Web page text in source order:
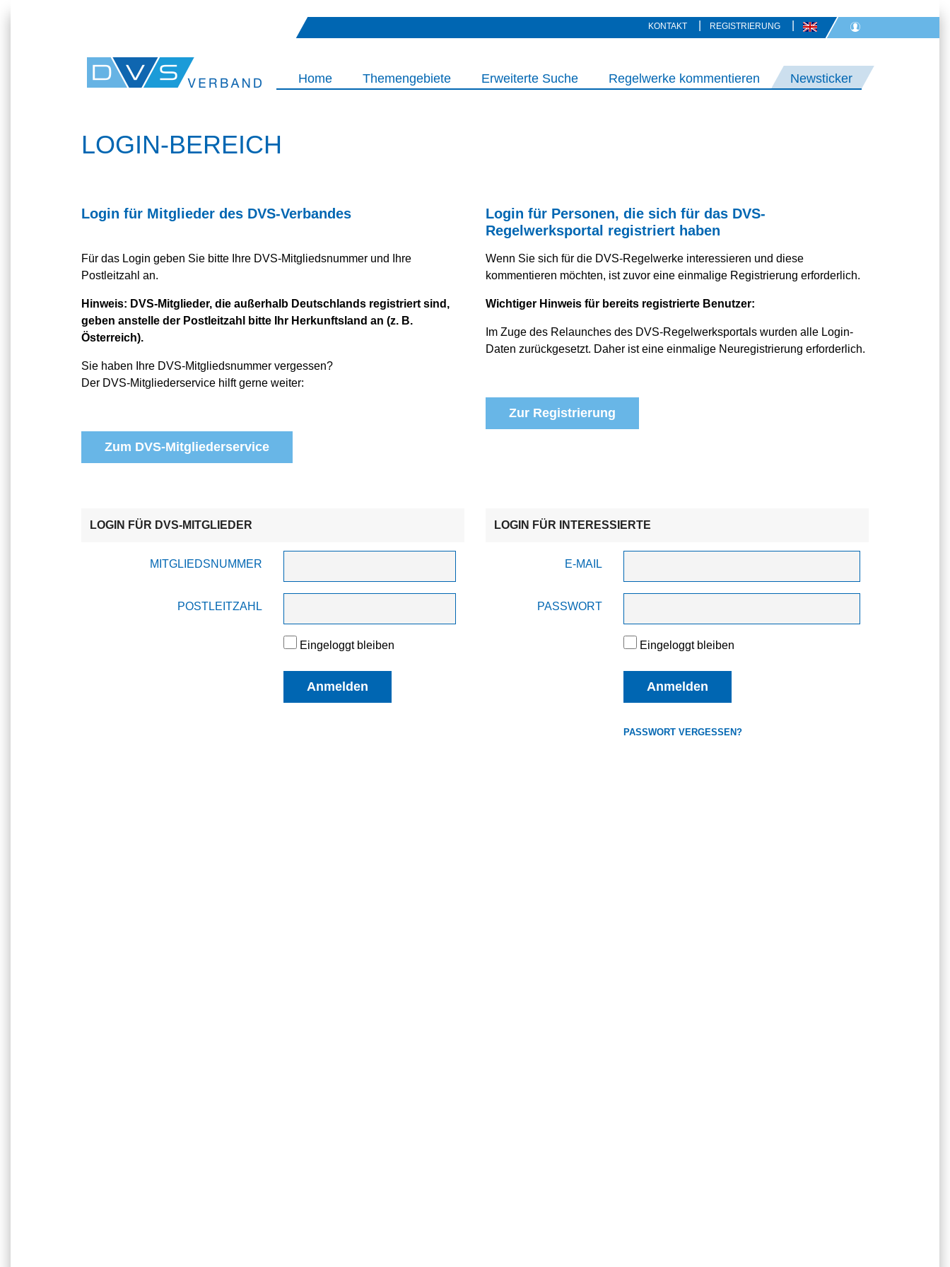
KONTAKT REGISTRIERUNG
Home Themengebiete Erweiterte Suche Regelwerke kommentieren Newsticker
LOGIN-BEREICH
Login für Mitglieder des DVS-Verbandes
Für das Login geben Sie bitte Ihre DVS-Mitgliedsnummer und Ihre
Postleitzahl an.
Hinweis: DVS-Mitglieder, die außerhalb Deutschlands registriert sind,
geben anstelle der Postleitzahl bitte Ihr Herkunftsland an (z. B.
Österreich).
Sie haben Ihre DVS-Mitgliedsnummer vergessen?
Der DVS-Mitgliederservice hilft gerne weiter:
Zum DVS-Mitgliederservice
Login für Personen, die sich für das DVS-
Regelwerksportal registriert haben
Wenn Sie sich für die DVS-Regelwerke interessieren und diese
kommentieren möchten, ist zuvor eine einmalige Registrierung erforderlich.
Wichtiger Hinweis für bereits registrierte Benutzer:
Im Zuge des Relaunches des DVS-Regelwerksportals wurden alle Login-
Daten zurückgesetzt. Daher ist eine einmalige Neuregistrierung erforderlich.
Zur Registrierung
LOGIN FÜR DVS-MITGLIEDER
MITGLIEDSNUMMER
POSTLEITZAHL
Eingeloggt bleiben
Anmelden
LOGIN FÜR INTERESSIERTE
E-MAIL
PASSWORT
Eingeloggt bleiben
Anmelden
PASSWORT VERGESSEN?